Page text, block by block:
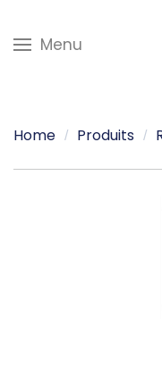
Menu
Home Produits